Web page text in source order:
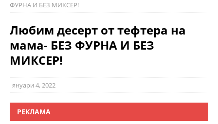
ФУРНА И БЕЗ МИКСЕР!
Любим десерт от тефтера на
мама- БЕЗ ФУРНА И БЕЗ
МИКСЕР!
януари 4, 2022
РЕКЛАМА